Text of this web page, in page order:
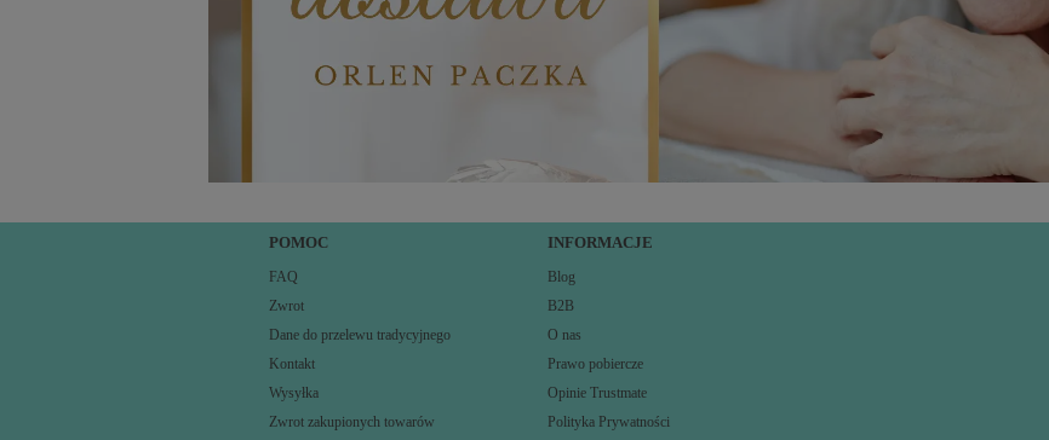
POMOC
FAQ
Zwrot
Dane do przelewu tradycyjnego
Kontakt
Wysyłka
Zwrot zakupionych towarów
INFORMACJE
Blog
B2B
O nas
Prawo pobiercze
Opinie Trustmate
Polityka Prywatności